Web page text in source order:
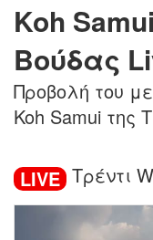
Koh
Βούδας
Προβολή του
Koh Samui της
LIVE Τρέντι